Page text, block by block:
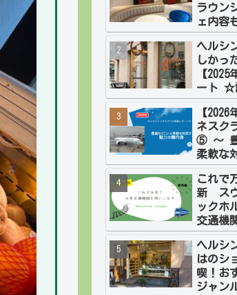
ラウン
ェ内容
ヘルシ
しかっ
【
ート ☆
週間旅
【
ネスク
⑤ ～ 豊
柔軟な
食
これで
新 ス
ックホ
交通機
方
ヘルシ
はのシ
喫！お
ジャン